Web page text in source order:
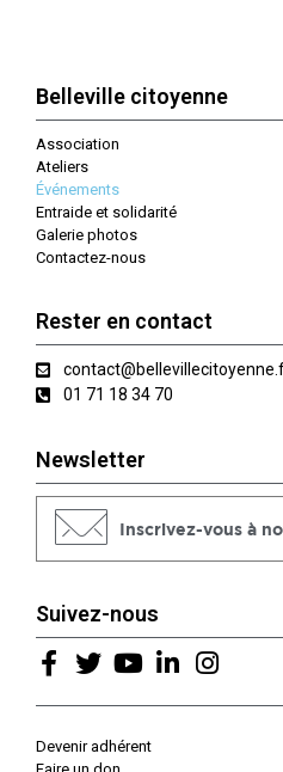
Belleville citoyenne
Association
Ateliers
Événements
Entraide et solidarité
Galerie photos
Contactez-nous
Rester en contact
01 71 18 34 70
Newsletter
Inscrivez-vous à
Suivez-nous
Devenir adhérent